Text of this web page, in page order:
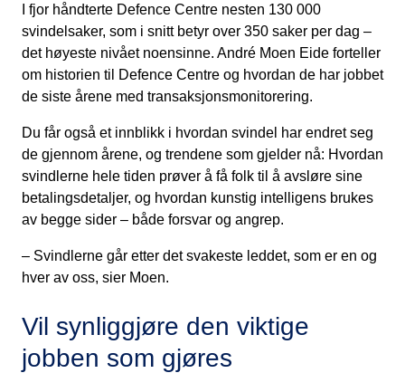
I fjor håndterte Defence Centre nesten 130 000
svindelsaker, som i snitt betyr over 350 saker per dag –
det høyeste nivået noensinne. André Moen Eide forteller
om historien til Defence Centre og hvordan de har jobbet
de siste årene med transaksjonsmonitorering.
Du får også et innblikk i hvordan svindel har endret seg
de gjennom årene, og trendene som gjelder nå: Hvordan
svindlerne hele tiden prøver å få folk til å avsløre sine
betalingsdetaljer, og hvordan kunstig intelligens brukes
av begge sider – både forsvar og angrep.
– Svindlerne går etter det svakeste leddet, som er en og
hver av oss, sier Moen.
Vil synliggjøre den viktige
jobben som gjøres